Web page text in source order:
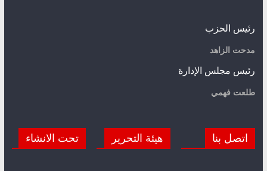
رئيس الحزب
مدحت الزاهد
رئيس مجلس الإدارة
طلعت فهمي
اتصل بنا هيئة التحرير تحت الانشاء